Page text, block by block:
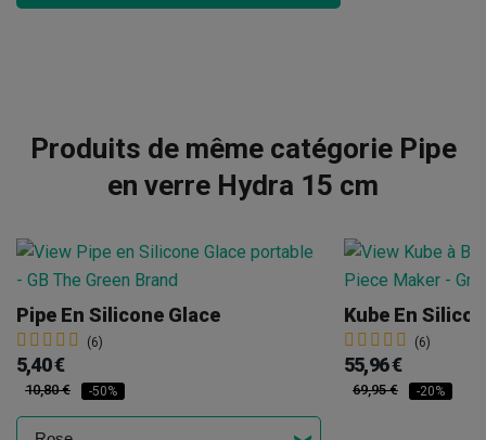
Produits de même catégorie Pipe
en verre Hydra 15 cm
Pipe En Silicone Glace
(6)
5,40 €
10,80 € -50%
(6)
55,96 €
69,95 € -20%